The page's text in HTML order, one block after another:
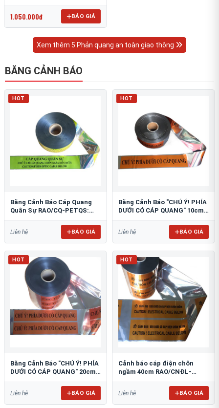
1.050.000đ BÁO GIÁ
Xem thêm 5 Phản quang an toàn giao thông
BĂNG CẢNH BÁO
HOT
Băng Cảnh Báo Cáp Quang
Quân Sự RAO/CQ-PETQS:
Liên hệ BÁO GIÁ
HOT
Băng Cảnh Báo "CHÚ Ý! PHÍA
DƯỚI CÓ CÁP QUANG" 10cm:
Liên hệ BÁO GIÁ
HOT
Băng Cảnh Báo "CHÚ Ý! PHÍA
DƯỚI CÓ CÁP QUANG" 20cm
Liên hệ BÁO GIÁ
HOT
Cảnh báo cáp điện chôn
ngầm 40cm RAO/CNĐL-
Liên hệ BÁO GIÁ